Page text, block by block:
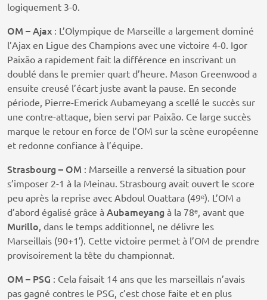
logiquement 3-0.
OM – Ajax : L’Olympique de Marseille a largement dominé
l’Ajax en Ligue des Champions avec une victoire 4-0. Igor
Paixão a rapidement fait la différence en inscrivant un
doublé dans le premier quart d’heure. Mason Greenwood a
ensuite creusé l’écart juste avant la pause. En seconde
période, Pierre-Emerick Aubameyang a scellé le succès sur
une contre-attaque, bien servi par Paixão. Ce large succès
marque le retour en force de l’OM sur la scène européenne
et redonne confiance à l’équipe.
Strasbourg – OM : Marseille a renversé la situation pour
s’imposer 2-1 à la Meinau. Strasbourg avait ouvert le score
peu après la reprise avec Abdoul Ouattara (49ᵉ). L’OM a
d’abord égalisé grâce à Aubameyang à la 78ᵉ, avant que
Murillo, dans le temps additionnel, ne délivre les
Marseillais (90+1′). Cette victoire permet à l’OM de prendre
provisoirement la tête du championnat.
OM – PSG : Cela faisait 14 ans que les marseillais n’avais
pas gagné contres le PSG, c’est chose faite et en plus